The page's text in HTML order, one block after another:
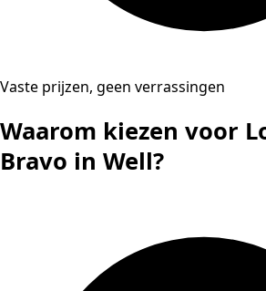
Vaste prijzen, geen verrassingen
Waarom kiezen voor
Bravo in Well?